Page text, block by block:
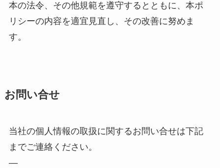
本の法令、その他規範を遵守するとともに、本ポ
リシーの内容を適宜見直し、その改善に努めま
す。
お問い合せ
当社の個人情報の取扱に関するお問い合せは下記
までご連絡ください。
—